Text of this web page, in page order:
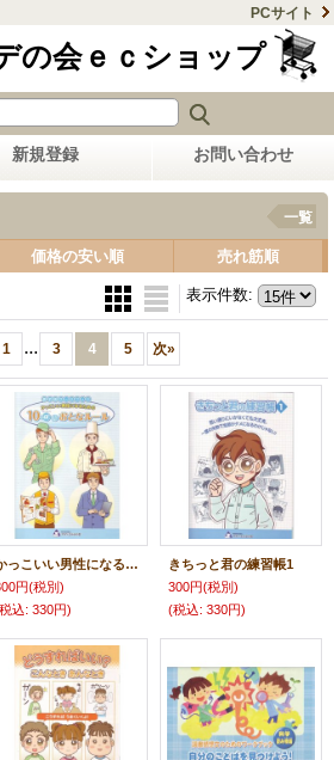
PCサイト
の会ｅｃショップ
新規登録 お問い合わせ
一覧
価格の安い順 売れ筋順
表示件数:
1 ... 3 4 5 次»
かっこいい男性になるための10+αの大人ルール
円(税別)
込: 330円)
きちっと君の練習帳1
300円(税別)
(税込: 330円)